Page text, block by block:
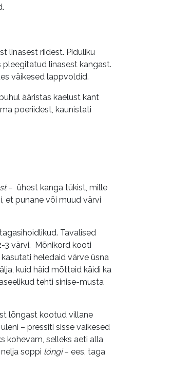
linasest riidest. Piduliku
linasest kangast.
väikesed lappvoldid.
ääristas kaelust kant
poeriidest, kaunistati
– ühest kanga tükist, mille
et punane või muud värvi
Tavalised
3 värvi. Mõnikord kooti
heledaid värve üsna
kuid häid mõtteid käidi ka
tehti sinise-musta
lõngast kootud villane
üleni – pressiti sisse väikesed
kohevam, selleks aeti alla
soppi löngi– ees, taga